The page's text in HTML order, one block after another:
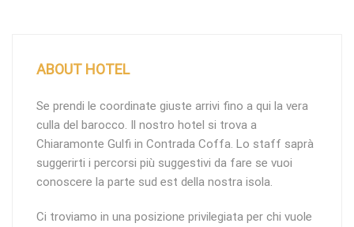
ABOUT HOTEL
Se prendi le coordinate giuste arrivi fino a qui la vera
culla del barocco. Il nostro hotel si trova a
Chiaramonte Gulfi in Contrada Coffa. Lo staff saprà
suggerirti i percorsi più suggestivi da fare se vuoi
conoscere la parte sud est della nostra isola.
Ci troviamo in una posizione privilegiata per chi vuole